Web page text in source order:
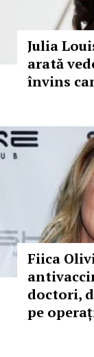
Julia
arată
învins
Fiica
doctori,
pe